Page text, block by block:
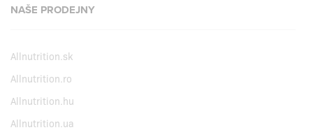
NAŠE PRODEJNY
Allnutrition.sk
Allnutrition.ro
Allnutrition.hu
Allnutrition.ua